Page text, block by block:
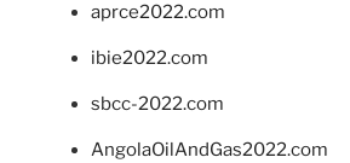
aprce2022.com
ibie2022.com
sbcc-2022.com
AngolaOilAndGas2022.com